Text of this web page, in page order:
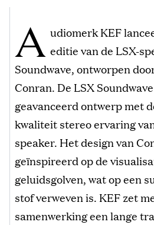
A udiomerk KEF
editie van de LSX-
Soundwave, ontworpen
Conran. De LSX
geavanceerd ontwerp met
kwaliteit stereo ervaring
speaker. Het design van
geïnspireerd op de
geluidsgolven, wat op een
stof verweven is. KEF zet
samenwerking een lange